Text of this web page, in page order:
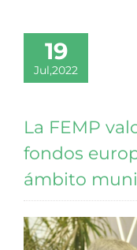
19
Jul,2022
La FEMP
fondos
ámbito